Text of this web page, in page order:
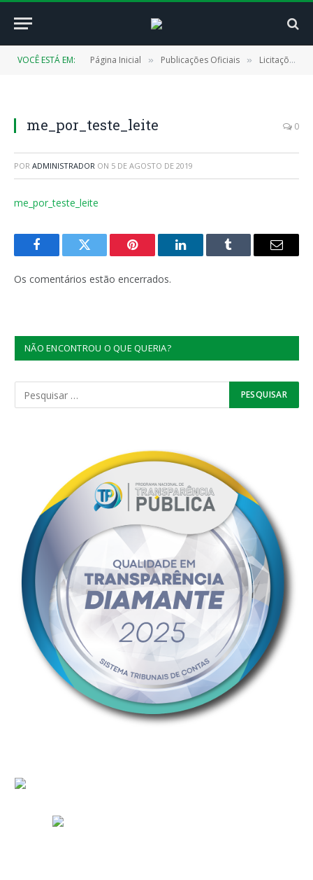
VOCÊ ESTÁ EM: Página Inicial » Publicações Oficiais » Licitações
me_por_teste_leite 0
POR ADMINISTRADOR ON 5 DE AGOSTO DE 2019
me_por_teste_leite
FacebookTwitter Pinterest LinkedInTumblr
E-
Os comentários estão encerrados.
NÃO ENCONTROU O QUE QUERIA?